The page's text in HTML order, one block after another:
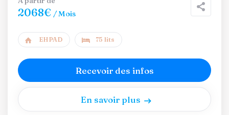
2068€ / Mois
EHPAD 75 lits
Recevoir des infos
En savoir plus